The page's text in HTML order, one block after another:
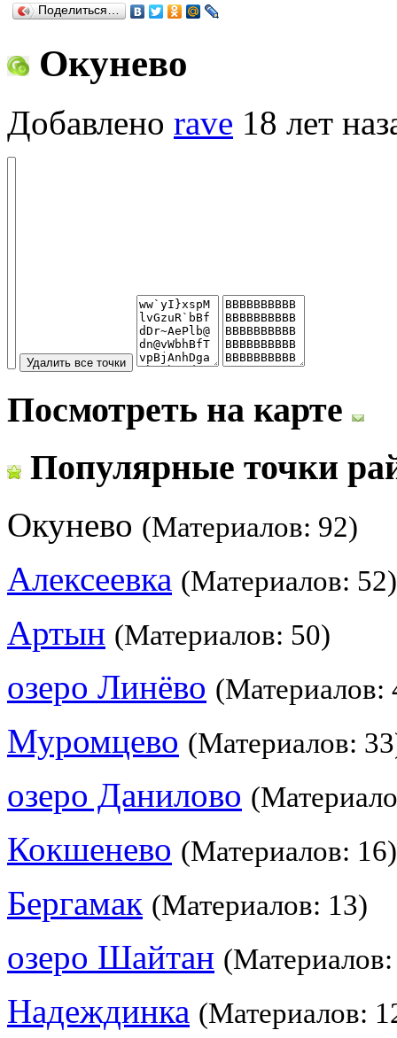
Поделиться…
Окунево
Добавлено rave 18 лет
Посмотреть на карте
Популярные точки
Окунево (Материалов: 92)
Алексеевка (Материалов: 52)
Артын (Материалов: 50)
озеро Линёво (Материалов:
Муромцево (Материалов:
озеро Данилово
Кокшенево (Материалов: 16)
Бергамак (Материалов: 13)
озеро Шайтан
Надеждинка (Материалов: